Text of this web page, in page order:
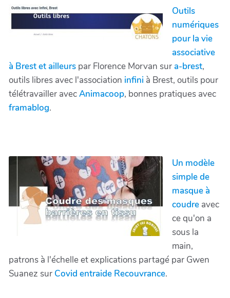
Outils
numériques
pour la vie
associative
à Brest et ailleurs par Florence Morvan sur a-brest,
outils libres avec l'association infini à Brest, outils pour
télétravailler avecAnimacoop, bonnes pratiques avec
framablog.
Un modèle
simple de
masque à
coudre avec
ce qu'on a
sous la
main,
patrons à l'échelle et explications partagé par Gwen
Suanez sur Covid entraide Recouvrance.